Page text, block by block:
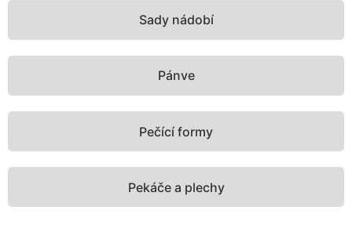
Sady nádobí
Pánve
Pečící formy
Pekáče a plechy